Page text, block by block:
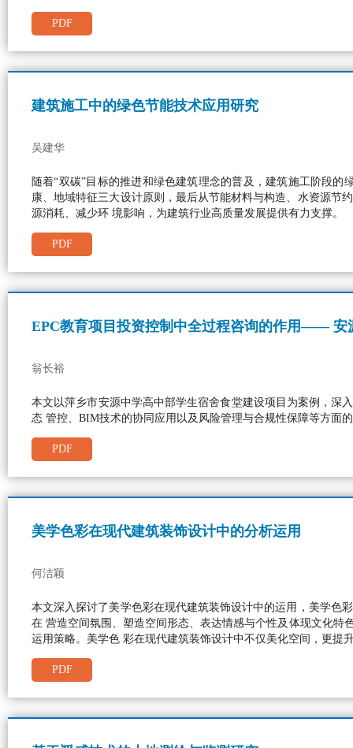
PDF
建筑施工中的绿色节能技术应用研究
吴建华
随着“双碳”目标的推进和绿色建筑理念的普及，建筑施工阶段
康、地域特征三大设计原则，最后从节能材料与构造、水资源节
源消耗、减少环 境影响，为建筑行业高质量发展提供有力支撑。
PDF
EPC教育项目投资控制中全过程咨询的作用—— 安
翁长裕
本文以萍乡市安源中学高中部学生宿舍食堂建设项目为案例，深
态 管控、BIM技术的协同应用以及风险管理与合规性保障等方面
PDF
美学色彩在现代建筑装饰设计中的分析运用
何洁颖
本文深入探讨了美学色彩在现代建筑装饰设计中的运用，美学色
在 营造空间氛围、塑造空间形态、表达情感与个性及体现文化
运用策略。美学色 彩在现代建筑装饰设计中不仅美化空间，更提
PDF